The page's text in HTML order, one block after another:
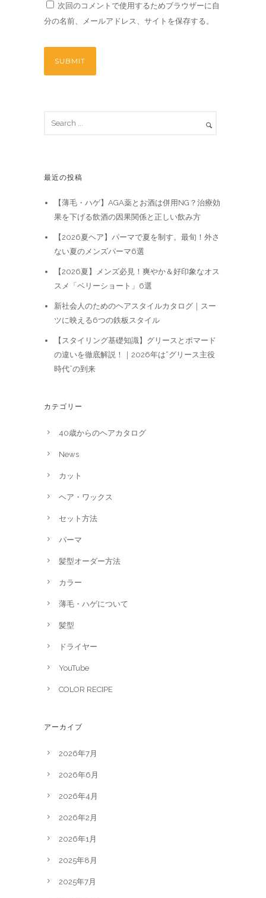
次回のコメントで使用するためブラウザーに自
分の名前、メールアドレス、サイトを保存する。
最近の投稿
【薄毛・ハゲ】AGA薬とお酒は併用NG？治療効
果を下げる飲酒の因果関係と正しい飲み方
【2026夏ヘア】パーマで夏を制す。最旬！外さ
ない夏のメンズパーマ6選
【2026夏】メンズ必見！爽やか＆好印象なオス
スメ「ベリーショート」6選
新社会人のためのヘアスタイルカタログ｜スー
ツに映える6つの鉄板スタイル
【スタイリング基礎知識】グリースとポマード
の違いを徹底解説！｜2026年は“グリース主役
時代”の到来
カテゴリー
40歳からのヘアカタログ
News
カット
ヘア・ワックス
セット方法
パーマ
髪型オーダー方法
カラー
薄毛・ハゲについて
髪型
ドライヤー
YouTube
COLOR RECIPE
アーカイブ
2026年7月
2026年6月
2026年4月
2026年2月
2026年1月
2025年8月
2025年7月